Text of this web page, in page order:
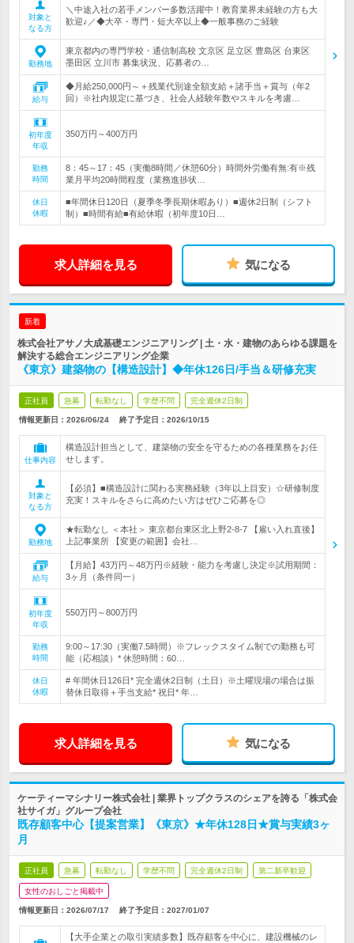
対象と
なる方
＼中途入社の若手メンバー多数活躍中！教育業界未経験の方も大
歓迎♪／◆大卒・専門・短大卒以上◆一般事務のご経験
勤務地
東京都内の専門学校・通信制高校 文京区 足立区 豊島区 台東区
墨田区 立川市 募集状況、応募者の…
給与
◆月給250,000円～＋残業代別途全額支給＋諸手当＋賞与（年2
回）※社内規定に基づき、社会人経験年数やスキルを考慮…
初年度
年収
350万円～400万円
勤務
時間
8：45～17：45（実働8時間／休憩60分）時間外労働有無:有※残
業月平均20時間程度（業務進捗状…
休日
休暇
■年間休日120日（夏季冬季長期休暇あり）■週休2日制（シフト
制）■時間有給■有給休暇（初年度10日…
求人詳細を見る 気になる
新着
株式会社アサノ大成基礎エンジニアリング | 土・水・建物のあらゆる課題を
解決する総合エンジニアリング企業
《東京》建築物の【構造設計】◆年休126日/手当＆研修充実
正社員 急募 転勤なし 学歴不問 完全週休2日制
情報更新日：2026/06/24 終了予定日： 2026/10/15
仕事内容
構造設計担当として、建築物の安全を守るための各種業務をお任
せします。
対象と
なる方
【必須】■構造設計に関わる実務経験（3年以上目安）☆研修制度
充実！スキルをさらに高めたい方はぜひご応募を◎
勤務地
★転勤なし ＜本社＞ 東京都台東区北上野2-8-7 【雇い入れ直後】
上記事業所 【変更の範囲】会社…
給与
【月給】43万円～48万円※経験・能力を考慮し決定※試用期間：
3ヶ月（条件同一）
初年度
年収
550万円～800万円
勤務
時間
9:00～17:30（実働7.5時間）※フレックスタイム制での勤務も可
能（応相談）* 休憩時間：60…
休日
休暇
# 年間休日126日* 完全週休2日制（土日）※土曜現場の場合は振
替休日取得＋手当支給* 祝日* 年…
求人詳細を見る 気になる
ケーティーマシナリー株式会社 | 業界トップクラスのシェアを誇る「株式会
社サイガ」グループ会社
既存顧客中心【提案営業】《東京》★年休128日★賞与実績3ヶ
月
正社員 急募 転勤なし 学歴不問 完全週休2日制 第二新卒歓迎
女性のおしごと掲載中
情報更新日：2026/07/17 終了予定日： 2027/01/07
【大手企業との取引実績多数】既存顧客を中心に、建設機械のレ